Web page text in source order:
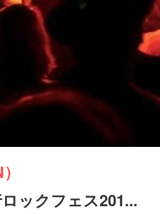
ックフェス201...